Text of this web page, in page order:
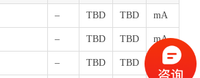
– TBD TBD mA
– TBD TBD mA
– TBD TBD mA